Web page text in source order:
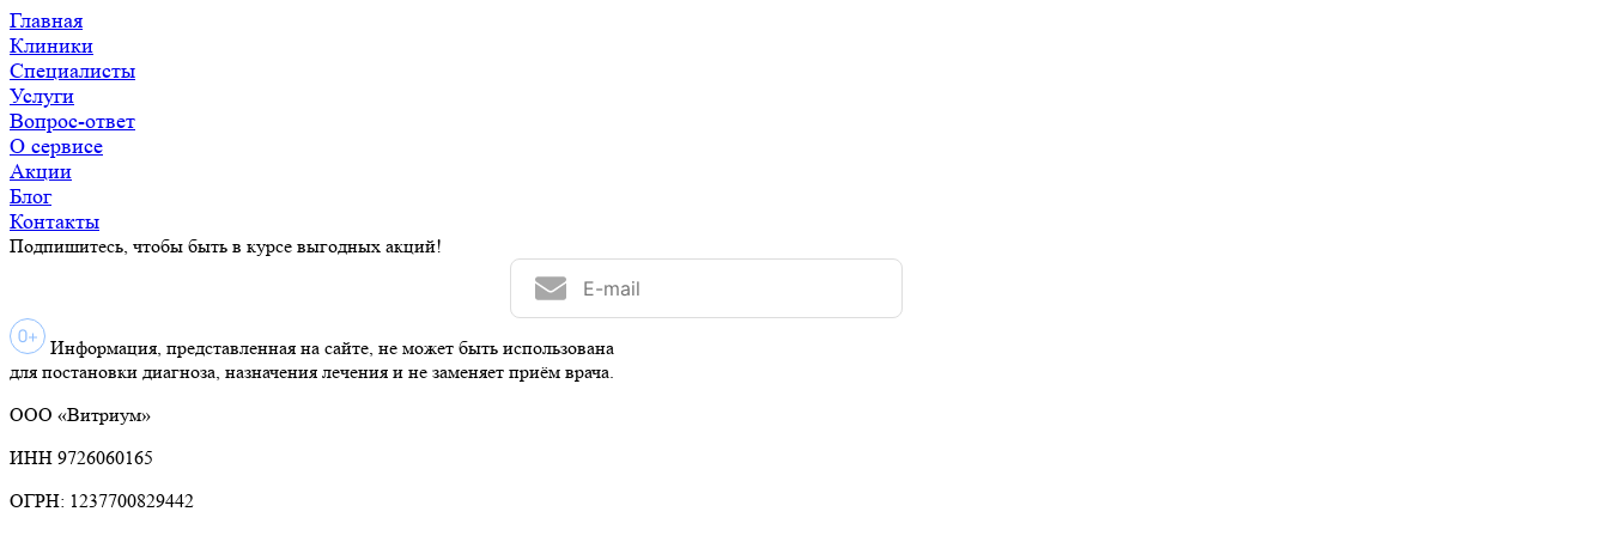
Главная
Клиники
Специалисты
Услуги
Вопрос-ответ
О сервисе
Акции
Блог
Контакты
Подпишитесь, чтобы быть в курсе выгодных акций!
Информация, представленная на сайте, не может быть использована
для постановки диагноза, назначения лечения и не заменяет приём врача.
ООО «Витриум»
ИНН 9726060165
ОГРН: 1237700829442